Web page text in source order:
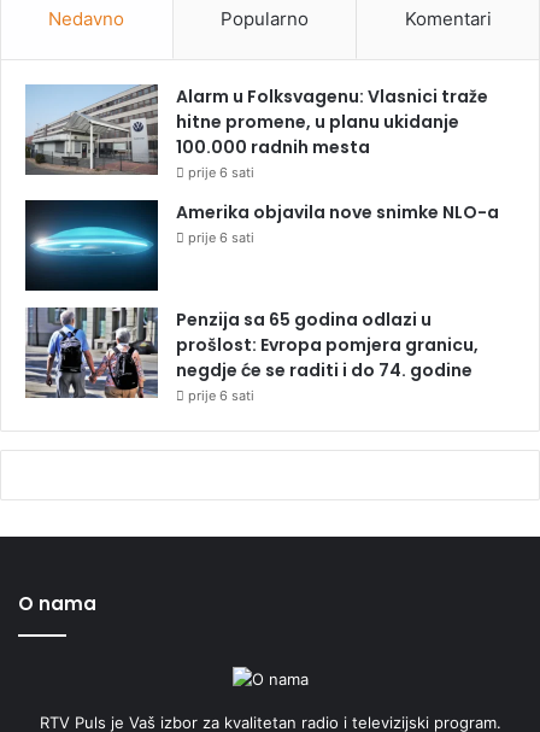
Nedavno Popularno Komentari
Alarm u Folksvagenu: Vlasnici traže
hitne promene, u planu ukidanje
100.000 radnih mesta
prije 6 sati
Amerika objavila nove snimke NLO-a
prije 6 sati
Penzija sa 65 godina odlazi u
prošlost: Evropa pomjera granicu,
negdje će se raditi i do 74. godine
prije 6 sati
O nama
RTV Puls je Vaš izbor za kvalitetan radio i televizijski program.